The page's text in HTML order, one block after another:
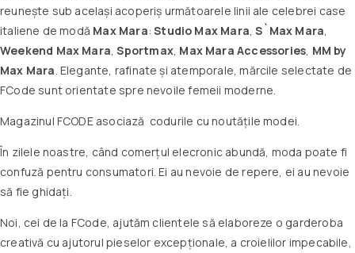
reunește sub același acoperiș următoarele linii ale celebrei case
italiene de modă Max Mara:Studio Max Mara,S`Max Mara,
Weekend Max Mara,Sportmax, Max Mara Accessories, MM by
Max Mara. Elegante, rafinate și atemporale, mărcile selectate de
FCode sunt orientate spre nevoile femeii moderne.
Magazinul FCODE asociază codurile cu noutățile modei.
În zilele noastre, când comerțul elecronic abundă, moda poate fi
confuză pentru consumatori. Ei au nevoie de repere, ei au nevoie
să fie ghidați.
Noi, cei de la FCode, ajutăm clientele să elaboreze o garderoba
creativă cu ajutorul pieselor excepționale, a croielilor impecabile,